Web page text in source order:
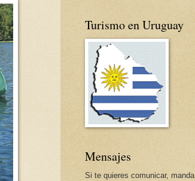
Turismo en Uruguay
Mensajes
Si te quieres comunicar, manda